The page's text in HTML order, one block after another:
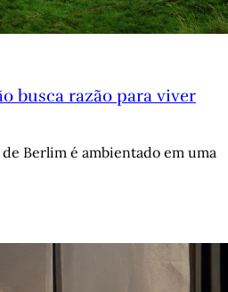
busca razão para viver
Berlim é ambientado em uma